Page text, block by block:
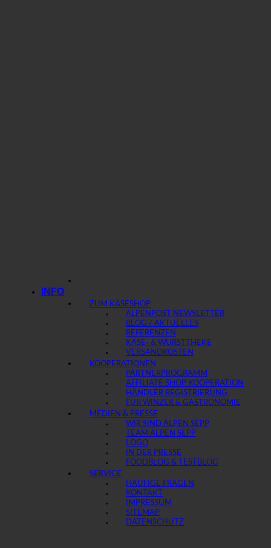
INFO
ZUM KÄSESHOP
ALPENPOST NEWSLETTER
BLOG / AKTUELLES
REFERENZEN
KÄSE- & WURSTTHEKE
VERSANDKOSTEN
KOOPERATIONEN
PARTNERPROGRAMM
AFFILIATE SHOP KOOPERATION
HÄNDLER REGISTRIERUNG
FÜR WINZER & GASTRONOMIE
MEDIEN & PRESSE
WIR SIND ALPEN SEPP
TEAM ALPEN SEPP
LOGO
IN DER PRESSE
FOODBLOG & TESTBLOG
SERVICE
HÄUFIGE FRAGEN
KONTAKT
IMPRESSUM
SITEMAP
DATENSCHUTZ